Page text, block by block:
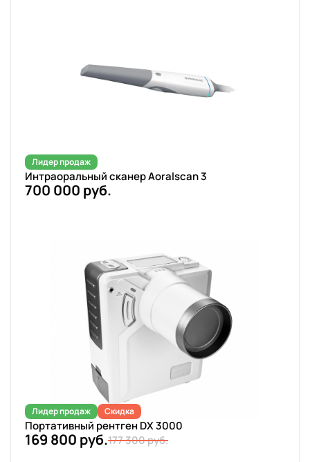
Лидер продаж
Интраоральный сканер Aoralscan 3
700 000 руб.
Лидер продаж Скидка
Портативный рентген DX 3000
169 800 руб.177 300 руб.